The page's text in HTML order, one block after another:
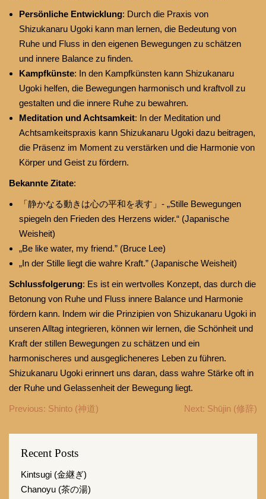
Persönliche Entwicklung: Durch die Praxis von
Shizukanaru Ugoki kann man lernen, die Bedeutung von
Ruhe und Fluss in den eigenen Bewegungen zu schätzen
und innere Balance zu finden.
Kampfkünste: In den Kampfkünsten kann Shizukanaru
Ugoki helfen, die Bewegungen harmonisch und kraftvoll zu
gestalten und die innere Ruhe zu bewahren.
Meditation und Achtsamkeit: In der Meditation und
Achtsamkeitspraxis kann Shizukanaru Ugoki dazu beitragen,
die Präsenz im Moment zu verstärken und die Harmonie von
Körper und Geist zu fördern.
Bekannte Zitate:
「静かなる動きは心の平和を表す」- „Stille Bewegungen
spiegeln den Frieden des Herzens wider.“ (Japanische
Weisheit)
„Be like water, my friend.” (Bruce Lee)
„In der Stille liegt die wahre Kraft.” (Japanische Weisheit)
Schlussfolgerung: Es ist ein wertvolles Konzept, das durch die
Betonung von Ruhe und Fluss innere Balance und Harmonie
fördern kann. Indem wir die Prinzipien von Shizukanaru Ugoki in
unseren Alltag integrieren, können wir lernen, die Schönheit und
Kraft der stillen Bewegungen zu schätzen und ein
harmonischeres und ausgeglicheneres Leben zu führen.
Shizukanaru Ugoki erinnert uns daran, dass wahre Stärke oft in
der Ruhe und Gelassenheit der Bewegung liegt.
Beitragsnavigation
Previous: Shinto (神道) Next: Shūjin (修辞)
Recent Posts
Kintsugi (金継ぎ)
Chanoyu (茶の湯)